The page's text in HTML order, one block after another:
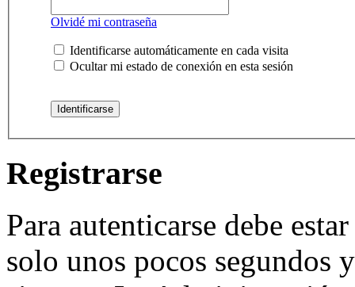
Olvidé mi contraseña
Identificarse automáticamente en cada visita
Ocultar mi estado de conexión en esta sesión
Registrarse
Para autenticarse debe
solo unos pocos segundos